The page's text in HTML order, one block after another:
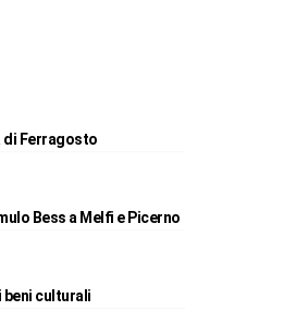
di Ferragosto
Bess a Melfi e Picerno
beni culturali